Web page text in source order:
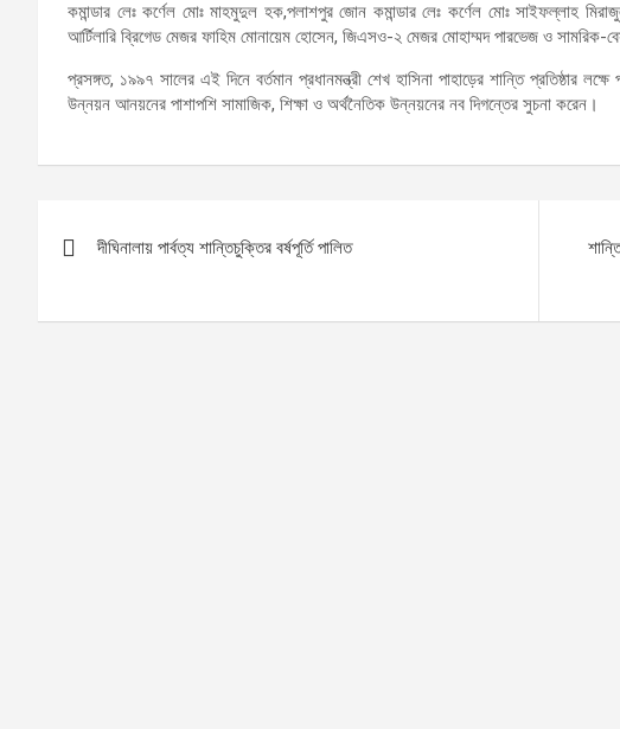
কমান্ডার লেঃ কর্ণেল মোঃ মাহমুদুল হক,পলাশপুর জোন কমান্ডার লেঃ কর্ণেল মোঃ সাইফল্লাহ
আর্টিলারি ব্রিগেড মেজর ফাহিম মোনায়েম হোসেন, জিএসও-২ মেজর মোহাম্মদ পারভেজ ও সামরিক-
প্রসঙ্গত, ১৯৯৭ সালের এই দিনে বর্তমান প্রধানমন্ত্রী শেখ হাসিনা পাহাড়ের শান্তি প্রতিষ্ঠার
উন্নয়ন আনয়নের পাশাপশি সামাজিক, শিক্ষা ও অর্থনৈতিক উন্নয়নের নব দিগন্তের সুচনা করেন।
navigation
দীঘিনালায় পার্বত্য শান্তিচুক্তির বর্ষপূর্তি পালিত